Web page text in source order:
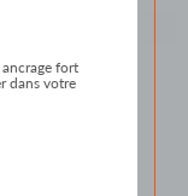
fort
dans votre